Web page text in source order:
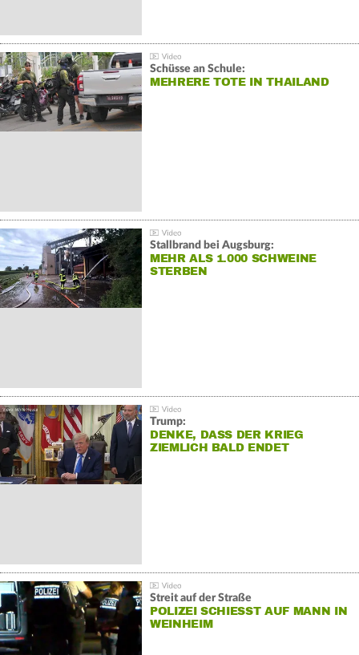
Schüsse an Schule:
MEHRERE TOTE IN THAILAND
Stallbrand bei Augsburg:
MEHR ALS 1.000 SCHWEINE
STERBEN
Trump:
DENKE, DASS DER KRIEG
ZIEMLICH BALD ENDET
Streit auf der Straße
POLIZEI SCHIESST AUF MANN IN W
EINHEIM